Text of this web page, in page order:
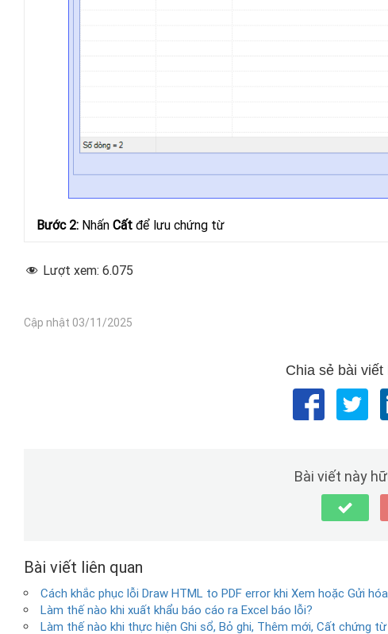
Bước 2: Nhấn Cất để lưu chứng từ
Lượt xem: 6.075
Cập nhật 03/11/2025
Chia sẻ bài
Bài viết này
Bài viết liên quan
Cách khắc phục lỗi Draw HTML to PDF error khi Xem hoặc Gửi
Làm thế nào khi xuất khẩu báo cáo ra Excel báo lỗi?
Làm thế nào khi thực hiện Ghi sổ, Bỏ ghi, Thêm mới, Cất chứng từ